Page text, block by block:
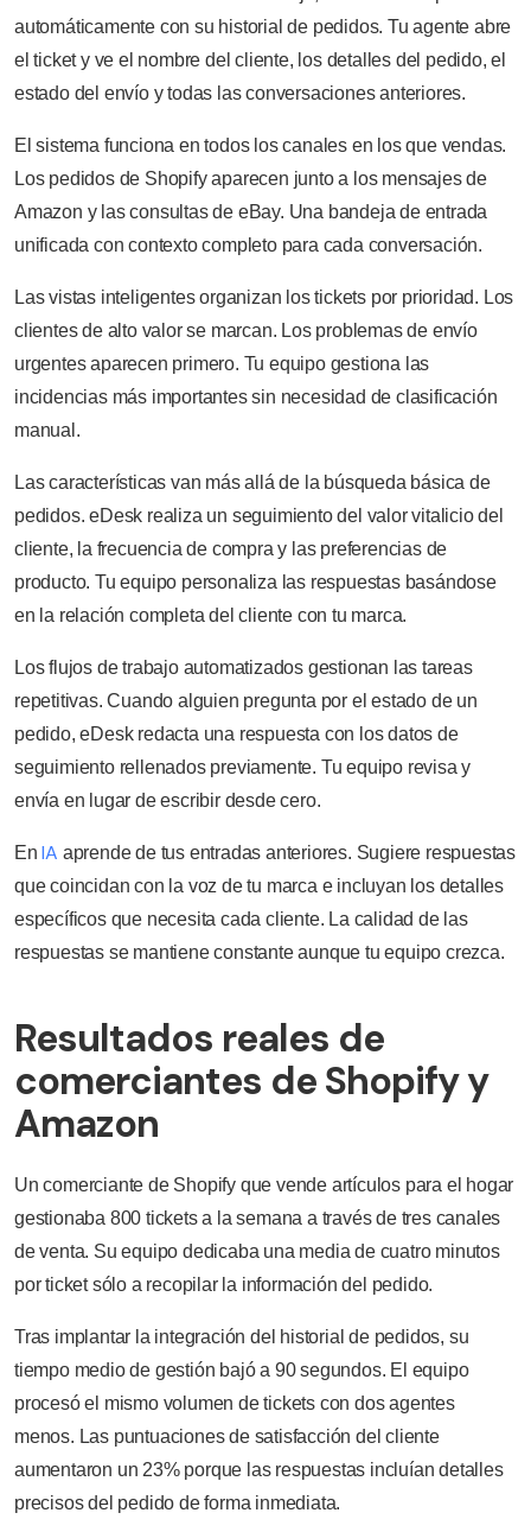
automáticamente con su historial de pedidos. Tu agente abre
el ticket y ve el nombre del cliente, los detalles del pedido, el
estado del envío y todas las conversaciones anteriores.
El sistema funciona en todos los canales en los que vendas.
Los pedidos de Shopify aparecen junto a los mensajes de
Amazon y las consultas de eBay. Una bandeja de entrada
unificada con contexto completo para cada conversación.
Las vistas inteligentes organizan los tickets por prioridad. Los
clientes de alto valor se marcan. Los problemas de envío
urgentes aparecen primero. Tu equipo gestiona las
incidencias más importantes sin necesidad de clasificación
manual.
Las características van más allá de la búsqueda básica de
pedidos. eDesk realiza un seguimiento del valor vitalicio del
cliente, la frecuencia de compra y las preferencias de
producto. Tu equipo personaliza las respuestas basándose
en la relación completa del cliente con tu marca.
Los flujos de trabajo automatizados gestionan las tareas
repetitivas. Cuando alguien pregunta por el estado de un
pedido, eDesk redacta una respuesta con los datos de
seguimiento rellenados previamente. Tu equipo revisa y
envía en lugar de escribir desde cero.
En IA aprende de tus entradas anteriores. Sugiere respuestas
que coincidan con la voz de tu marca e incluyan los detalles
específicos que necesita cada cliente. La calidad de las
respuestas se mantiene constante aunque tu equipo crezca.
Resultados reales de
comerciantes de Shopify y
Amazon
Un comerciante de Shopify que vende artículos para el hogar
gestionaba 800 tickets a la semana a través de tres canales
de venta. Su equipo dedicaba una media de cuatro minutos
por ticket sólo a recopilar la información del pedido.
Tras implantar la integración del historial de pedidos, su
tiempo medio de gestión bajó a 90 segundos. El equipo
procesó el mismo volumen de tickets con dos agentes
menos. Las puntuaciones de satisfacción del cliente
aumentaron un 23% porque las respuestas incluían detalles
precisos del pedido de forma inmediata.